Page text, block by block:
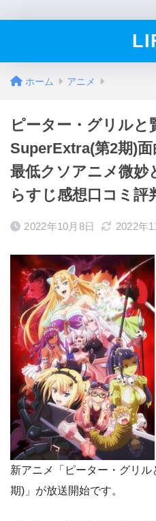
ホーム アニメ
ピーター・グリルと
SuperExtra(第2期)
最低クソアニメ微妙
らすじ感想口コミ評
2022年10月8日 2022年
新アニメ「ピーター・グリ
期)」が放送開始です。